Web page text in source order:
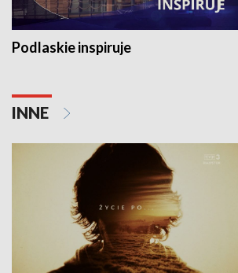
Podlaskie inspiruje
INNE